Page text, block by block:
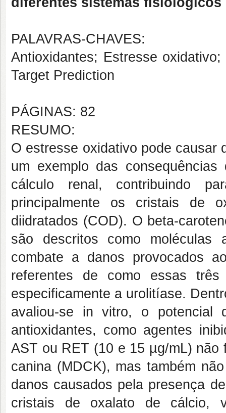
PALAVRAS-CHAVES:
Antioxidantes; Estresse
Target Prediction
PÁGINAS: 82
RESUMO:
O estresse oxidativo pode causar
um exemplo das
cálculo renal, contribuindo
principalmente os cristais de
diidratados (COD). O beta-
são descritos como moléculas
combate a danos provocados
referentes de como essas
especificamente a urolitíase.
avaliou-se in vitro, o potencial
antioxidantes, como agentes
AST ou RET (10 e 15 µg/mL)
canina (MDCK), mas também
danos causados pela presença
cristais de oxalato de cálcio,